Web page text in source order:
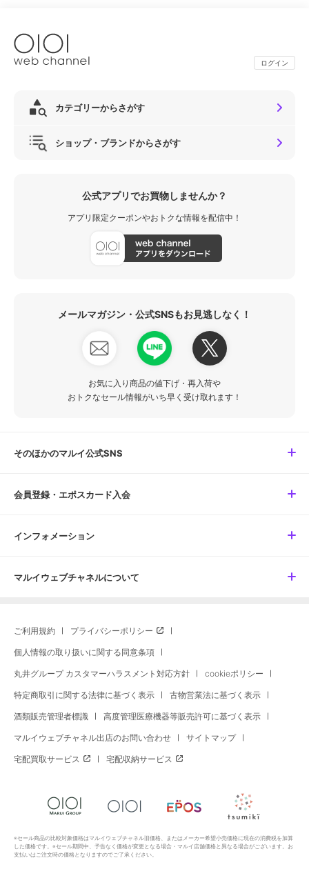
ログイン
カテゴリーからさがす
ショップ・ブランドからさがす
公式アプリでお買物しませんか？
アプリ限定クーポンやおトクな情報を配信中！
メールマガジン・公式SNSもお見逃しなく！
お気に入り商品の値下げ・再入荷や
おトクなセール情報がいち早く受け取れます！
そのほかのマルイ公式SNS
会員登録・エポスカード入会
インフォメーション
マルイウェブチャネルについて
ご利用規約 プライバシーポリシー
個人情報の取り扱いに関する同意条項
丸井グループ カスタマーハラスメント対応方針 cookieポリシー
特定商取引に関する法律に基づく表示 古物営業法に基づく表示
酒類販売管理者標識 高度管理医療機器等販売許可に基づく表示
マルイウェブチャネル出店のお問い合わせ サイトマップ
宅配買取サービス 宅配収納サービス
※セール商品の比較対象価格はマルイウェブチャネル旧価格、またはメーカー希望小売価格に現在の消費税を加算
した価格です。※セール期間中、予告なく価格が変更となる場合・マルイ店舗価格と異なる場合がございます。お
支払いはご注文時の価格となりますのでご了承ください。